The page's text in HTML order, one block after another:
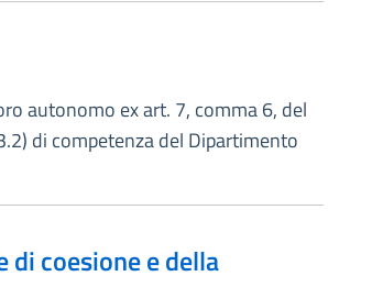
autonomo ex art. 7, comma 6, del
di competenza del Dipartimento
coesione e della